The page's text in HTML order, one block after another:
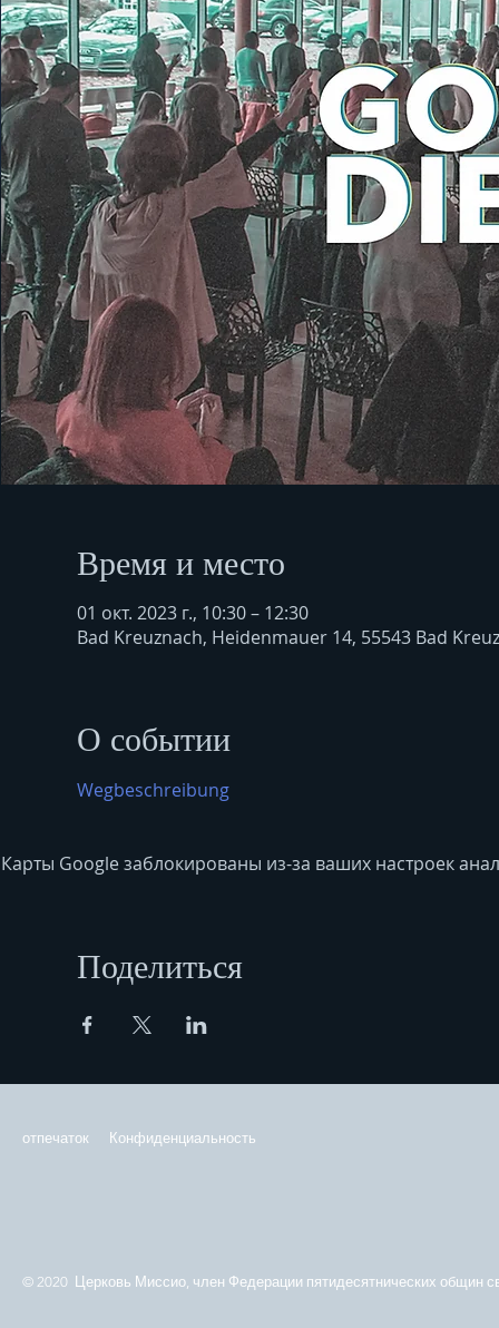
Время и место
01 окт. 2023 г., 10:30 – 12:30
Bad Kreuznach, Heidenmauer 14, 55543 Bad
О событии
Wegbeschreibung
Карты Google заблокированы из-за ваших настроек
Поделиться
отпечаток Конфиденциальность
© 2020 Церковь Миссио, член Федерации пятидесятнических общин